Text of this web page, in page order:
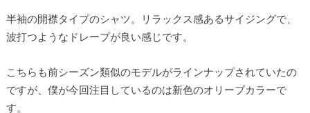
半袖の開襟タイプのシャツ。リラックス感あるサイジングで、
波打つようなドレープが良い感じです。
こちらも前シーズン類似のモデルがラインナップされていたの
ですが、僕が今回注目しているのは新色のオリーブカラーで
す。